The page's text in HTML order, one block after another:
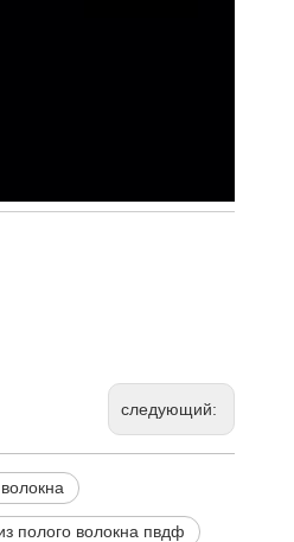
следующий:
полого волокна пвдф